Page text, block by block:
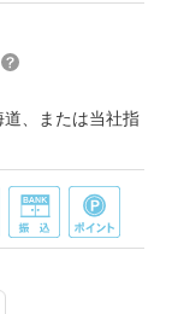
、または当社指